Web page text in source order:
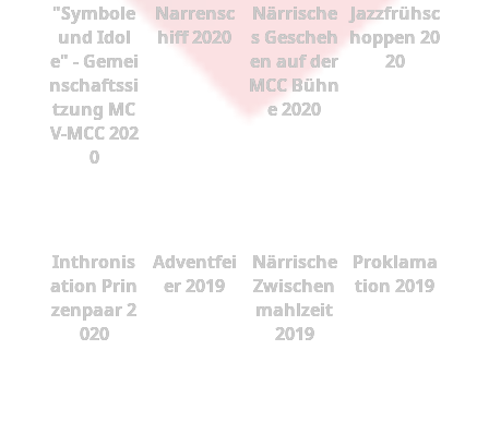
"Symbole
und Idol
e" - Gemei
nschaftssi
tzung MC
V-MCC 202
0
Narrensc
hiff 2020
Närrische
s Gescheh
en auf der
MCC Bühn
e 2020
Jazzfrühsc
hoppen 20
20
Inthronis
ation Prin
zenpaar 2
020
Adventfei
er 2019
Närrische
Zwischen
mahlzeit
2019
Proklama
tion 2019